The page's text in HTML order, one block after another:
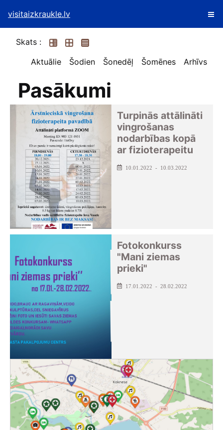
visitaizkraukle.lv
Skats :
Aktuālie
Šodien Šonedēļ Šomēnes Arhīvs
Pasākumi
Turpinās attālināti
vingrošanas
nodarbības kopā
ar fizioterapeitu
10.01.2022 - 10.03.2022
Fotokonkurss
"Mani ziemas
prieki"
17.01.2022 - 28.02.2022